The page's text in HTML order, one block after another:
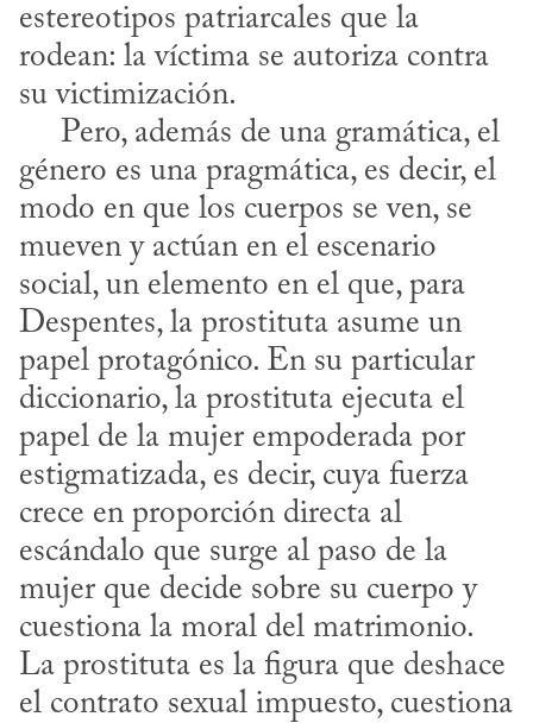
estereotipos patriarcales que la
rodean: la víctima se autoriza contra
su victimización.
género es una pragmática, es decir, el
modo en que los cuerpos se ven, se
mueven y actúan en el escenario
social, un elemento en el que, para
Despentes, la prostituta asume un
papel protagónico. En su particular
diccionario, la prostituta ejecuta el
papel de la mujer empoderada por
estigmatizada, es decir, cuya fuerza
crece en proporción directa al
escándalo que surge al paso de la
mujer que decide sobre su cuerpo y
cuestiona la moral del matrimonio.
La prostituta es la figura que deshace
el contrato sexual impuesto, cuestiona